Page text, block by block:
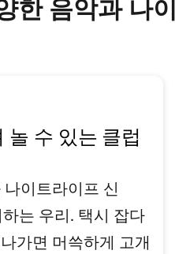
한 음악과 나
놀 수 있는 클럽
이트라이프 신
하는 우리. 택시 잡다
가면 머쓱하게 고개